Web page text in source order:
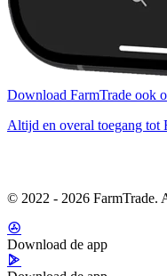
Download FarmTrade ook
Altijd en overal toegang tot
© 2022 - 2026 FarmTrade.
Download de app